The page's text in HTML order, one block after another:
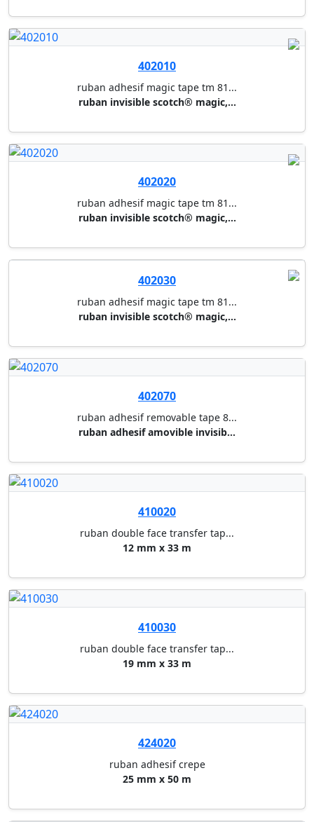
402020
ruban adhesif magic tape tm 81...
ruban invisible scotch® magic,...
402030
ruban adhesif magic tape tm 81...
ruban invisible scotch® magic,...
402070
ruban adhesif removable tape 8...
ruban adhesif amovible invisib...
410020
12 mm x 33 m
410030
19 mm x 33 m
ruban adhesif crepe
25 mm x 50 m
424040
50 mm x 50 m
ruban adhesif havane